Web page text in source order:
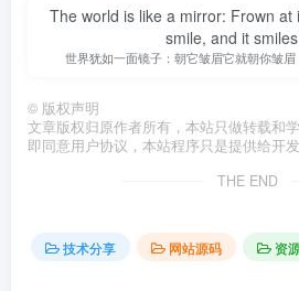
迅雷网盘：
https://pan.xunlei.com/s/
The world is like a mirror: Frown at
smile, and it
世界犹如一面镜子：朝它皱眉它就朝你皱
© 版权声明
文章版权归原作者所有，本站只做转载和
即同意用户协议，本站程序只是提供给开发
THE END
技术分享 网站源码 资